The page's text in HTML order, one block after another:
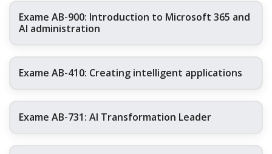
Exame AB-900: Introduction to Microsoft 365 and
AI administration
Exame AB-410: Creating intelligent applications
Exame AB-731: AI Transformation Leader